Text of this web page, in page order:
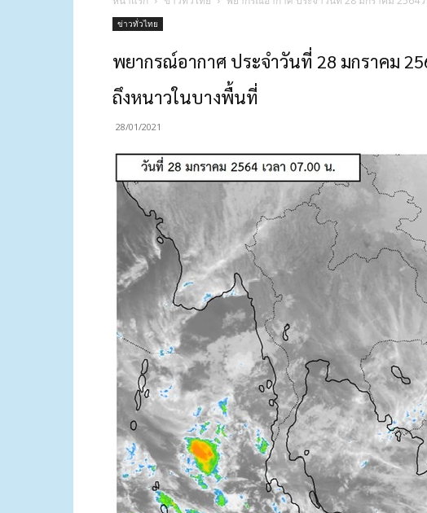
ข่าวทั่วไทย
พยากรณ์อากาศ ประจำวันที่ 28 มกราคม
ถึงหนาวในบางพื้นที่
28/01/2021